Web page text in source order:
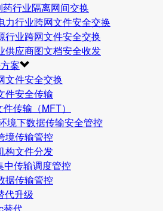
行业隔离网间交换
力行业跨网文件安全交换
行业跨网文件安全交换
供应商图文档安全收发
案
文件安全交换
件安全传输
传输（MFT）
境下数据传输安全管控
境传输管控
构文件分发
中传输调度管控
据传输管控
代升级